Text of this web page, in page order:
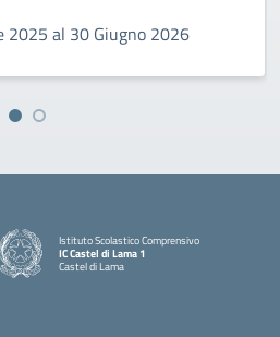
2025 al 30 Giugno 2026
Istituto Scolastico Comprensivo
IC Castel di Lama 1
Castel di Lama